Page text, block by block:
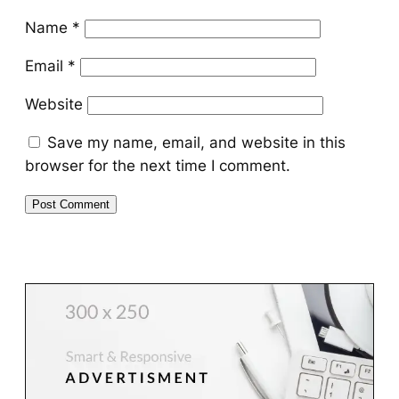
Name *
Email *
Website
Save my name, email, and website in this
browser for the next time I comment.